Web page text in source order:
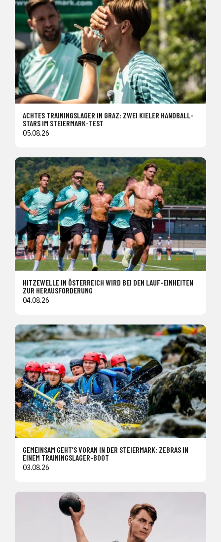
ACHTES TRAININGSLAGER IN GRAZ: ZWEI KIELER HANDBALL-
STARS IM STEIERMARK-TEST
05.08.26
HITZEWELLE IN ÖSTERREICH WIRD BEI DEN LAUF-EINHEITEN
ZUR HERAUSFORDERUNG
04.08.26
GEMEINSAM GEHT’S VORAN IN DER STEIERMARK: ZEBRAS IN
EINEM TRAININGSLAGER-BOOT
03.08.26